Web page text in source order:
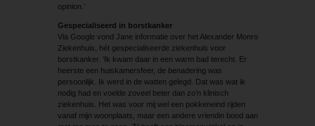
opinion.’
Gespecialiseerd in borstkanker
Via Google vond Jane informatie over het Alexander Monro
Ziekenhuis, hét gespecialiseerde ziekenhuis voor
borstkanker. ‘Ik kwam daar in een warm bad terecht. Er
heerste een huiskamersfeer, de benadering was
persoonlijk. Ik werd in de watten gelegd. Dat was wat ik
nodig had en voelde zoveel beter dan zo’n klinisch
ziekenhuis. Het was voor mij wel een pokkeneind rijden
vanaf mijn woonplaats, maar een andere vriendin bood aan